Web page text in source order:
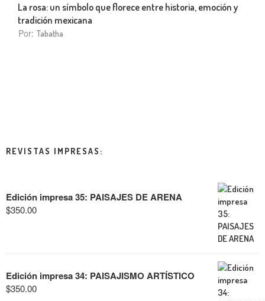
La rosa: un símbolo que florece entre historia, emoción y
tradición mexicana
Por: Tabatha
REVISTAS IMPRESAS:
Edición impresa 35: PAISAJES DE ARENA
$350.00
Edición impresa 34: PAISAJISMO ARTÍSTICO
$350.00